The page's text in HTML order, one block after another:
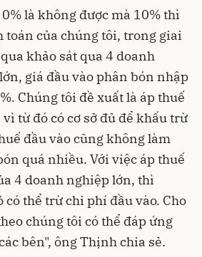
là không được mà 10% thì
toán của chúng tôi, trong giai
khảo sát qua 4 doanh
giá đầu vào phân bón nhập
Chúng tôi đề xuất là áp thuế
từ đó có cơ sở đủ để khấu trừ
đầu vào cũng không làm
quá nhiều. Với việc áp thuế
4 doanh nghiệp lớn, thì
thể trừ chi phí đầu vào. Cho
chúng tôi có thể đáp ứng
bên", ông Thịnh chia sẻ.